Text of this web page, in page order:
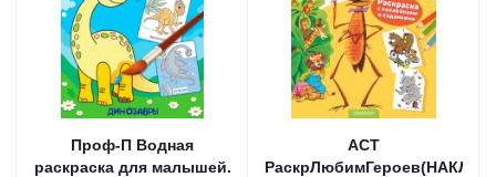
Проф-П Водная
раскраска для малышей.
АСТ
РаскрЛюбимГероев(НАКЛ)